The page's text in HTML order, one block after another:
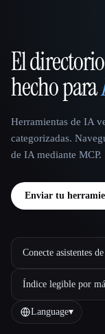
That AI
El
hecho para
Herramientas de IA
categorizadas.
de IA mediante MCP.
Enviar tu
Conecte asistentes
Índice legible por
Language▾